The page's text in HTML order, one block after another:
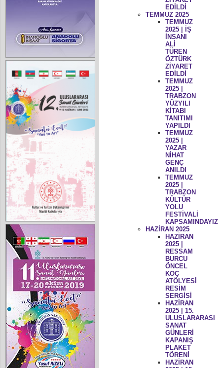
EDİLDİ
TEMMUZ 2025
TEMMUZ
2025 | İŞ
İNSANI
ALİ
TÜREN
ÖZTÜRK
ZİYARET
EDİLDİ
TEMMUZ
2025 |
TRABZON
YÜZYILI
KİTABI
TANITIMI
YAPILDI
TEMMUZ
2025 |
YAZAR
NİHAT
GENÇ
ANILDI
TEMMUZ
2025 |
TRABZON
KÜLTÜR
YOLU
FESTİVALİ
KAPSAMINDAYIZ
HAZİRAN 2025
HAZİRAN
2025 |
RESSAM
BURCU
ÖNCEL
KOÇ
ATÖLYESİ
RESİM
SERGİSİ
HAZİRAN
2025 | 15.
ULUSLARARASI
SANAT
GÜNLERİ
KAPANIŞ
PLAKET
TÖRENİ
HAZİRAN